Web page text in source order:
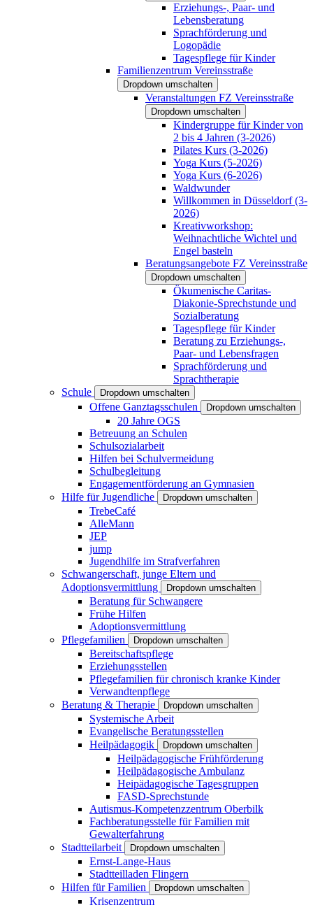
Erziehungs-, Paar- und
Lebensberatung
Sprachförderung und
Logopädie
Tagespflege für Kinder
Familienzentrum Vereinsstraße
Dropdown umschalten
Veranstaltungen FZ Vereinsstraße
Dropdown umschalten
Kindergruppe für Kinder von
2 bis 4 Jahren (3-2026)
Pilates Kurs (3-2026)
Yoga Kurs (5-2026)
Yoga Kurs (6-2026)
Waldwunder
Willkommen in Düsseldorf (3-
2026)
Kreativworkshop:
Weihnachtliche Wichtel und
Engel basteln
Beratungsangebote FZ Vereinsstraße
Dropdown umschalten
Ökumenische Caritas-
Diakonie-Sprechstunde und
Sozialberatung
Tagespflege für Kinder
Beratung zu Erziehungs-,
Paar- und Lebensfragen
Sprachförderung und
Sprachtherapie
Schule
Dropdown umschalten
Offene Ganztagsschulen Dropdown umschalten
20 Jahre OGS
Betreuung an Schulen
Schulsozialarbeit
Hilfen bei Schulvermeidung
Schulbegleitung
Engagementförderung an Gymnasien
Hilfe für Jugendliche
Dropdown umschalten
TrebeCafé
AlleMann
JEP
jump
Jugendhilfe im Strafverfahren
Schwangerschaft, junge Eltern und
Adoptionsvermittlung
Dropdown umschalten
Beratung für Schwangere
Frühe Hilfen
Adoptionsvermittlung
Pflegefamilien
Dropdown umschalten
Bereitschaftspflege
Erziehungsstellen
Pflegefamilien für chronisch kranke Kinder
Verwandtenpflege
Beratung & Therapie
Dropdown umschalten
Systemische Arbeit
Evangelische Beratungsstellen
Heilpädagogik
Dropdown umschalten
Heilpädagogische Frühförderung
Heilpädagogische Ambulanz
Heipädagogische Tagesgruppen
FASD-Sprechstunde
Autismus-Kompetenzzentrum Oberbilk
Fachberatungsstelle für Familien mit
Gewalterfahrung
Stadtteilarbeit
Dropdown umschalten
Ernst-Lange-Haus
Stadtteilladen Flingern
Hilfen für Familien
Dropdown umschalten
Krisenzentrum